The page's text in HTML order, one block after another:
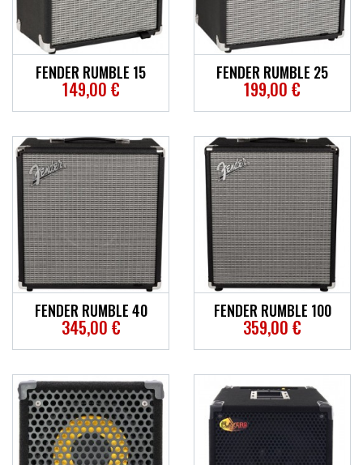
FENDER RUMBLE 15
149,00 €
FENDER RUMBLE 25
199,00 €
FENDER RUMBLE 40
345,00 €
FENDER RUMBLE 100
359,00 €
ACCESSOIRES
EFFETS
AUTRES INSTRUMENTS
PROMOTIONS